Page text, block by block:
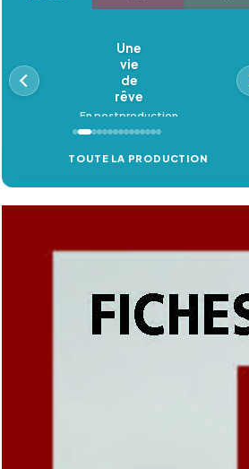
Une
vie
de
rêve
En postproduction
TOUTE LA PRODUCTION